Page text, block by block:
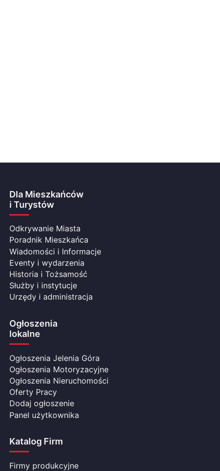
Dla Mieszkańców
i Turystów
Odkrywanie Miasta
Poradnik Mieszkańca
Wiadomości i Informacje
Eventy i wydarzenia
Historia i Tożsamość
Służby i instytucje
Urzędy i administracja
Ogłoszenia
lokalne
Ogłoszenia Jelenia Góra
Ogłoszenia Motoryzacyjne
Ogłoszenia Nieruchomości
Oferty Pracy
Dodaj ogłoszenie
Panel użytkownika
Katalog Firm
Firmy produkcyjne